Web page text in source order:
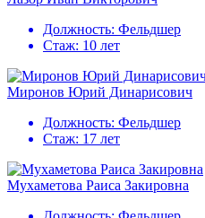
Должность: Фельдшер
Стаж: 10 лет
Миронов Юрий Динарисович
Должность: Фельдшер
Стаж: 17 лет
Мухаметова Раиса Закировна